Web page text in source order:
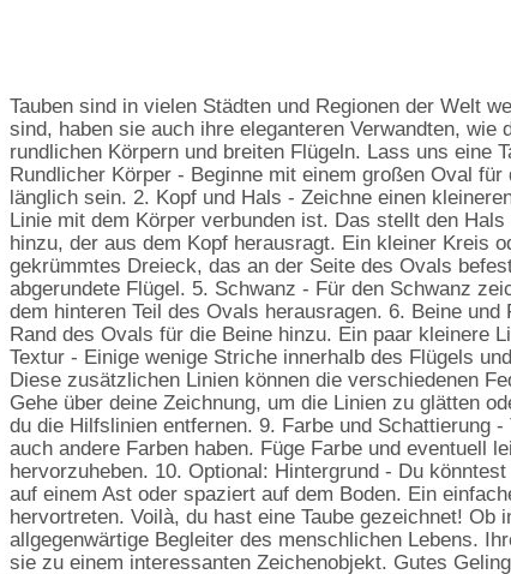
Tauben sind in vielen Städten und Regionen der Welt
sind, haben sie auch ihre eleganteren Verwandten,
rundlichen Körpern und breiten Flügeln. Lass uns eine
Rundlicher Körper - Beginne mit einem großen Oval
länglich sein. 2. Kopf und Hals - Zeichne einen
Linie mit dem Körper verbunden ist. Das stellt den
hinzu, der aus dem Kopf herausragt. Ein kleiner Kreis
gekrümmtes Dreieck, das an der Seite des Ovals
abgerundete Flügel. 5. Schwanz - Für den Schwanz
dem hinteren Teil des Ovals herausragen. 6. Beine
Rand des Ovals für die Beine hinzu. Ein paar kleinere
Textur - Einige wenige Striche innerhalb des Flügels
Diese zusätzlichen Linien können die verschiedenen
Gehe über deine Zeichnung, um die Linien zu glätten
du die Hilfslinien entfernen. 9. Farbe und Schattierung
auch andere Farben haben. Füge Farbe und eventuell
hervorzuheben. 10. Optional: Hintergrund - Du
auf einem Ast oder spaziert auf dem Boden. Ein
hervortreten. Voilà, du hast eine Taube gezeichnet!
allgegenwärtige Begleiter des menschlichen Lebens.
sie zu einem interessanten Zeichenobjekt. Gutes